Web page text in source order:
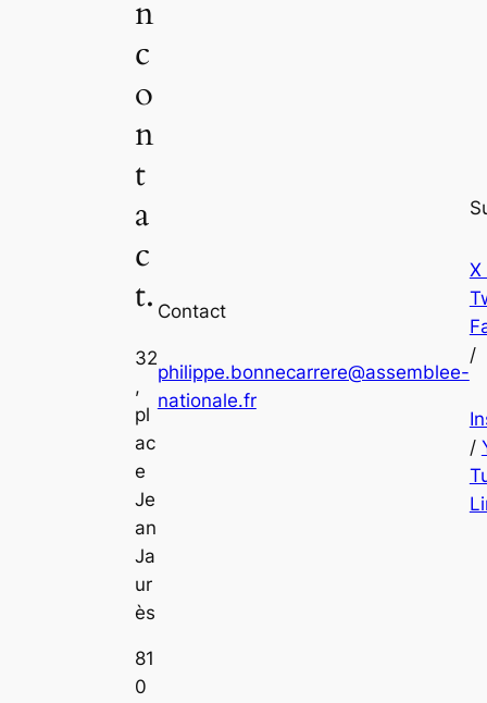
n
c
o
n
t
a
c
t.
32
,
pl
ac
e
Je
an
Ja
ur
ès
81
0
Contact
philippe.bonnecarrere@assemblee-
nationale.fr
X
/
/